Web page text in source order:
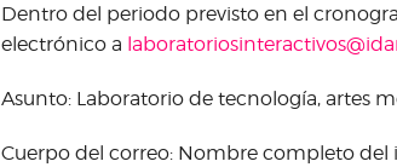
Dentro del periodo previsto en el
electrónico a
Asunto: Laboratorio de tecnología, artes
Cuerpo​ ​del​ ​correo: Nombre completo